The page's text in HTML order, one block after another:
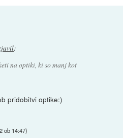
:
na optiki, ki so manj kot
pridobitvi optike:)
ob 14:47)